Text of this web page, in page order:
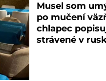
Musel som
po mučení
chlapec
strávené v